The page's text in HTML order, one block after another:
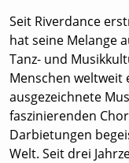
Seit Riverdance
hat seine Melange
Tanz- und
Menschen
ausgezeichnete
faszinierenden
Darbietungen
Welt. Seit drei